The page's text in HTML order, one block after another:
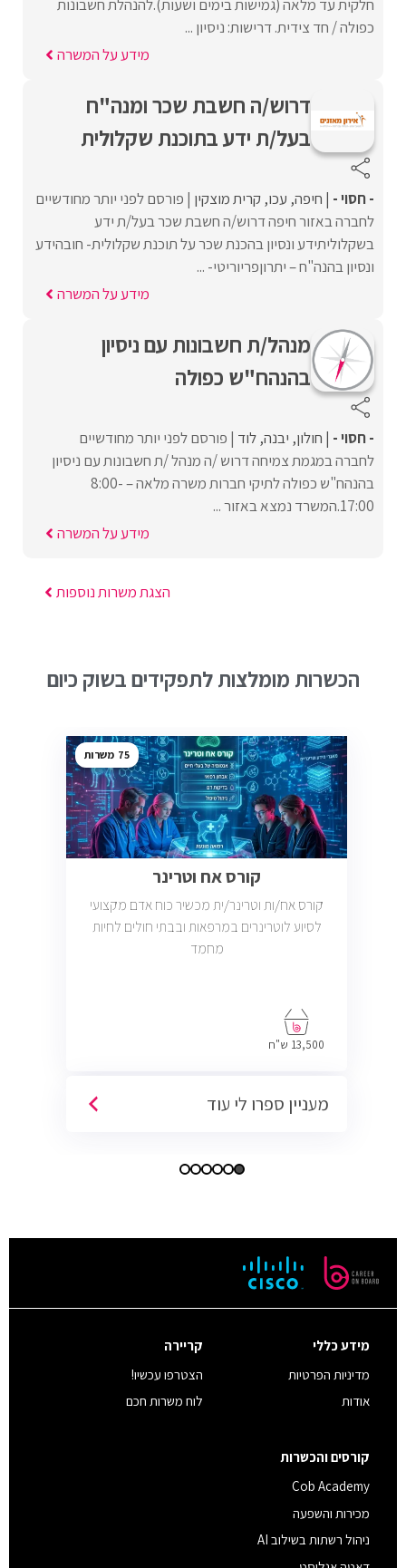
חלקית עד מלאה (גמישות בימים ושעות).להנהלת חשבונות
כפולה / חד צידית. דרישות: ניסיון ...
מידע על המשרה
דרוש/ה חשבת שכר ומנה"ח
בעל/ת ידע בתוכנת שקלולית
- חסוי - חיפה עכו קרית מוצקין פורסם לפני יותר מחודשיים
לחברה באזור חיפה דרוש/ה חשבת שכר בעל/ת ידע
בשקלוליתידע ונסיון בהכנת שכר על תוכנת שקלולית- חובהידע
ונסיון בהנה"ח – יתרוןפריוריטי- ...
מידע על המשרה
מנהל/ת חשבונות עם ניסיון
בהנהח"ש כפולה
- חסוי - חולון יבנה לוד פורסם לפני יותר מחודשיים
לחברה במגמת צמיחה דרוש /ה מנהל /ת חשבונות עם ניסיון
בהנהח"ש כפולה לתיקי חברות משרה מלאה – 8:00-
17:00.המשרד נמצא באזור ...
מידע על המשרה
הצגת משרות נוספות
הכשרות מומלצות לתפקידים בשוק כיום
75
קורס אח וטרינר
קורס אח/ות וטרינר/ית מכשיר כוח אדם מקצועי
לסיוע לוטרינרים במרפאות ובבתי חולים לחיות
מחמד
13,500 ש"ח
מעניין ספרו לי עוד
מידע כללי
מדיניות הפרטיות
אודות
קריירה
הצטרפו עכשיו!
לוח משרות חכם
קורסים והכשרות
Cob Academy
מכירות והשפעה
ניהול רשתות בשילוב AI